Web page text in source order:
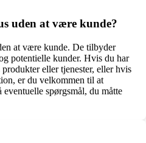
uden at være kunde?
at være kunde. De tilbyder
potentielle kunder. Hvis du har
eller tjenester, eller hvis
er du velkommen til at
spørgsmål, du måtte